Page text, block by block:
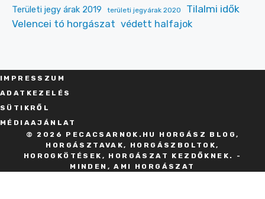
Területi jegy árak 2019 területi jegyárak 2020
Tilalmi idők
Velencei tó horgászat védett halfajok
IMPRESSZU M
ADATKEZELÉS
SÜT IKRŐL
MÉDIAAJÁNLAT
© 2026 PECACSARNOK.HU HORGÁSZ BLOG,
HORGÁSZTAVAK, HORGÁSZBOLTOK,
HOROGKÖTÉSEK, HORGÁSZAT KEZDŐKNEK. -
MINDEN, AMI HORGÁSZAT